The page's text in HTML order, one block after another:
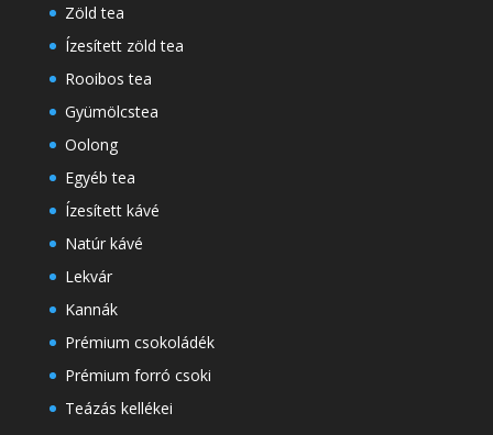
Zöld tea
Ízesített zöld tea
Rooibos tea
Gyümölcstea
Oolong
Egyéb tea
Ízesített kávé
Natúr kávé
Lekvár
Kannák
Prémium csokoládék
Prémium forró csoki
Teázás kellékei